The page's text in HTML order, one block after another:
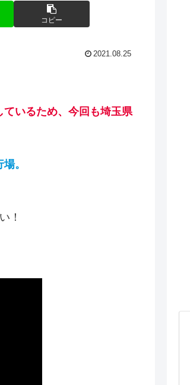
コピー
2021.08.25
いるため、今回も埼玉県
。
！